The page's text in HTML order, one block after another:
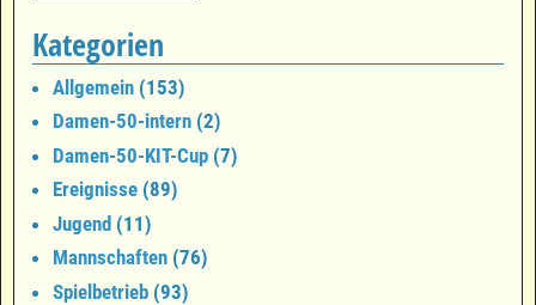
Kategorien
Allgemein (153)
Damen-50-intern (2)
Damen-50-KIT-Cup (7)
Ereignisse (89)
Jugend (11)
Mannschaften (76)
Spielbetrieb (93)